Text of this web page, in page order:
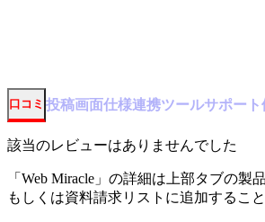
口コミ 投稿画面仕様連携ツールサポート
該当のレビューはありませんでした
「 Web Miracle 」の詳細は上部タブの製
もしくは資料請求リストに追加するこ